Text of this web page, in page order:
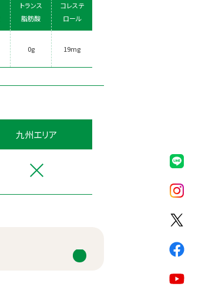
トランス
脂肪酸
コレステ
ロール
0g 19mg
九州エリア